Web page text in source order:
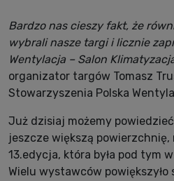
Bardzo nas cieszy fakt, że
wybrali nasze targi i licznie
Wentylacja – Salon
organizator targów Tomasz
Stowarzyszenia Polska
Już dzisiaj możemy
jeszcze większą powierzchnię,
13.edycja, która była pod tym
Wielu wystawców powiększyło